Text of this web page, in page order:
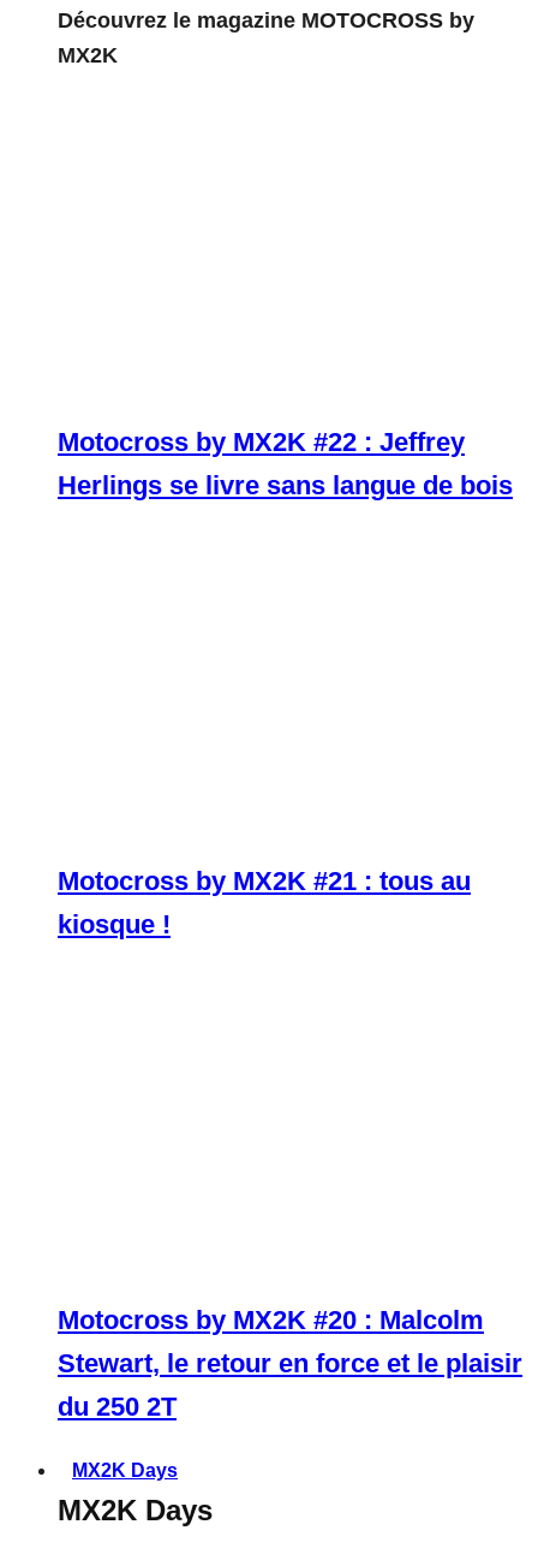
Découvrez le magazine MOTOCROSS by
MX2K
Motocross by MX2K #22 : Jeffrey
Herlings se livre sans langue de bois
Motocross by MX2K #21 : tous au
kiosque !
Motocross by MX2K #20 : Malcolm
Stewart, le retour en force et le plaisir
du 250 2T
MX2K Days
MX2K Days